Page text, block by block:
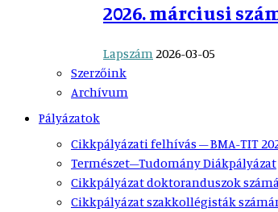
2026. márciusi
Lapszám2026-03-05
Szerzőink
Archívum
Pályázatok
Cikkpályázati felhívás – BMA-TIT
Természet–Tudomány Diákpályázat
Cikkpályázat doktoranduszok
Cikkpályázat szakkollégisták